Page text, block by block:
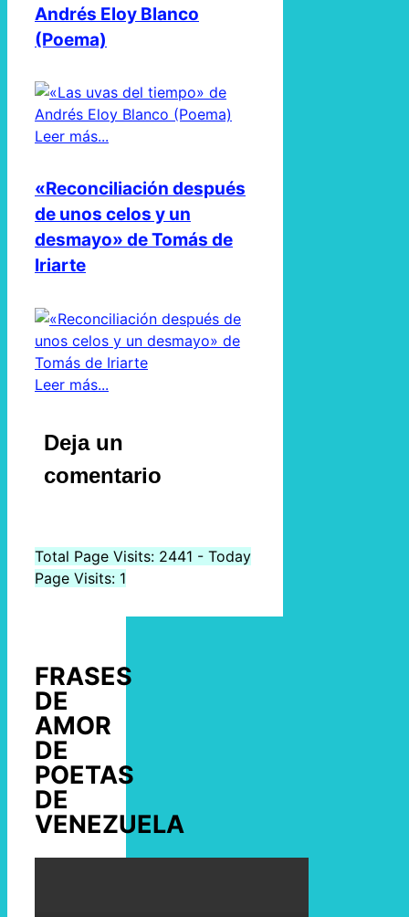
Andrés Eloy Blanco
(Poema)
Leer más...
«Reconciliación después
de unos celos y un
desmayo» de Tomás de
Iriarte
Leer más...
Deja un
comentario
Total Page Visits: 2441 - Today
Page Visits: 1
FRASES
DE
AMOR
DE
POETAS
DE
VENEZUELA